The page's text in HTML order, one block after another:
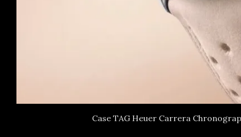
Case TAG Heuer Carrera